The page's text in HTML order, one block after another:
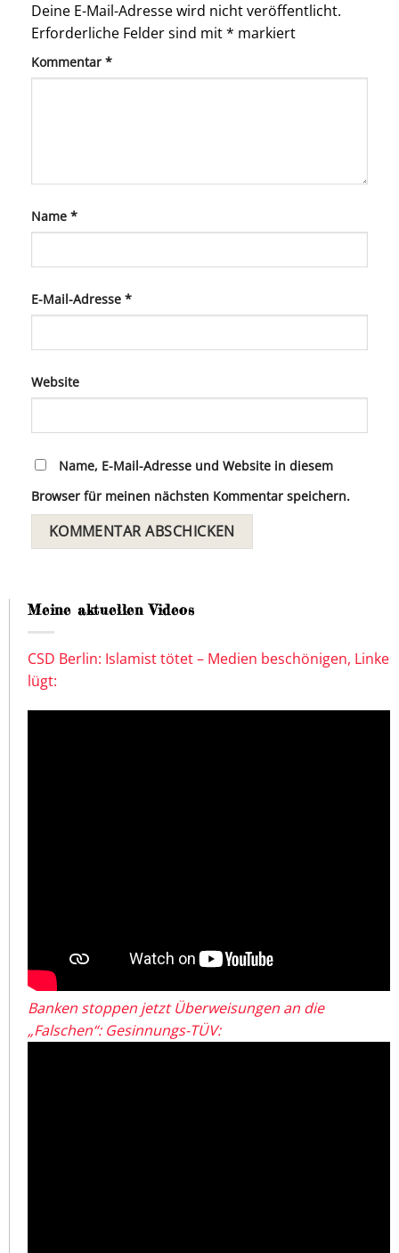
Deine E-Mail-Adresse wird nicht veröffentlicht.
Erforderliche Felder sind mit* markiert
Kommentar *
Name *
E-Mail-Adresse *
Website
Name, E-Mail-Adresse und Website in diesem
Browser für meinen nächsten Kommentar speichern.
Meine aktuellen Videos
CSD Berlin: Islamist tötet – Medien beschönigen, Linke
lügt:
Banken stoppen jetzt Überweisungen an die
„Falschen“: Gesinnungs-TÜV: